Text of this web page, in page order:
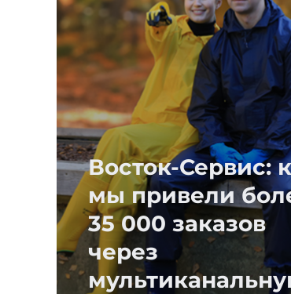
Восток-Сервис:
мы привели
35 000 заказов
через